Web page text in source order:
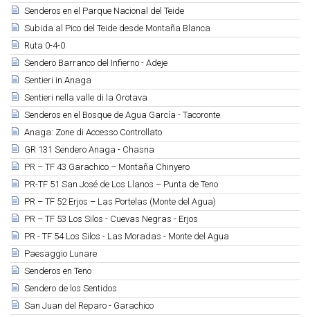
Senderos en el Parque Nacional del Teide
Subida al Pico del Teide desde Montaña Blanca
Ruta 0-4-0
Sendero Barranco del Infierno - Adeje
Sentieri in Anaga
Sentieri nella valle di la Orotava
Senderos en el Bosque de Agua García - Tacoronte
Anaga: Zone di Accesso Controllato
GR 131 Sendero Anaga - Chasna
PR – TF 43 Garachico – Montaña Chinyero
PR-TF 51 San José de Los Llanos – Punta de Teno
PR – TF 52 Erjos – Las Portelas (Monte del Agua)
PR – TF 53 Los Silos - Cuevas Negras - Erjos
PR - TF 54 Los Silos - Las Moradas - Monte del Agua
Paesaggio Lunare
Senderos en Teno
Sendero de los Sentidos
San Juan del Reparo - Garachico